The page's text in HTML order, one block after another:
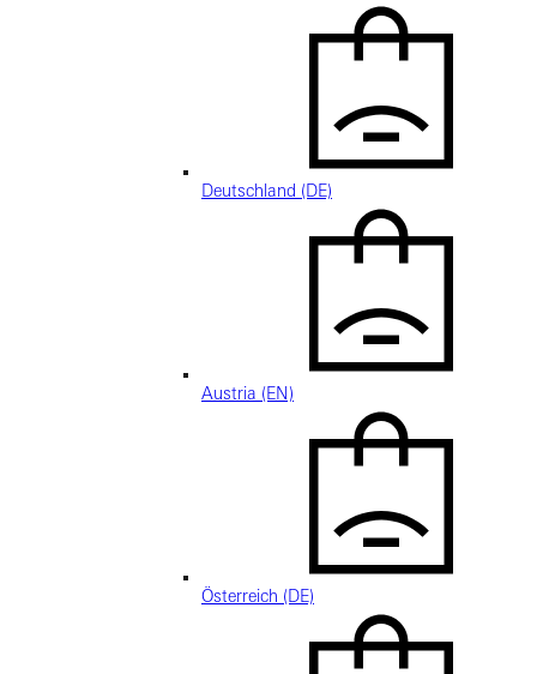
Deutschland (DE)
Austria (EN)
Österreich (DE)